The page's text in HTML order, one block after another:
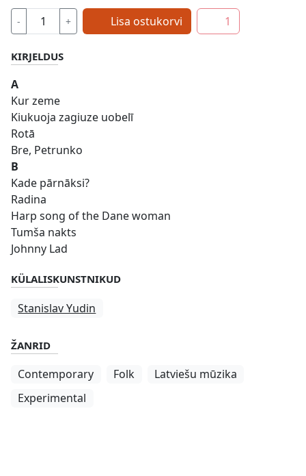
- + Lisa ostukorvi 1
KIRJELDUS
A
Kur zeme
Kiukuoja zagiuze uobelī
Rotā
Bre, Petrunko
B
Kade pārnāksi?
Radina
Harp song of the Dane woman
Tumša nakts
Johnny Lad
KÜLALISKUNSTNIKUD
Stanislav Yudin
ŽANRID
Contemporary Folk
Latviešu mūzika
Experimental